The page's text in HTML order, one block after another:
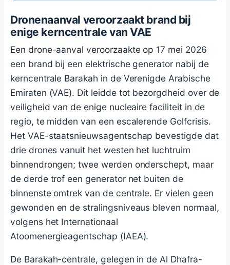
Dronenaanval veroorzaakt brand bij
enige kerncentrale van VAE
Een drone-aanval veroorzaakte op 17 mei 2026
een brand bij een elektrische generator nabij de
kerncentrale Barakah in de Verenigde Arabische
Emiraten (VAE). Dit leidde tot bezorgdheid over de
veiligheid van de enige nucleaire faciliteit in de
regio, te midden van een escalerende Golfcrisis.
Het VAE-staatsnieuwsagentschap bevestigde dat
drie drones vanuit het westen het luchtruim
binnendrongen; twee werden onderschept, maar
de derde trof een generator net buiten de
binnenste omtrek van de centrale. Er vielen geen
gewonden en de stralingsniveaus bleven normaal,
volgens het Internationaal
Atoomenergieagentschap (IAEA).
De Barakah-centrale, gelegen in de Al Dhafra-